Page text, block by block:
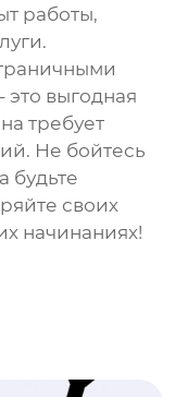
работы,
это выгодная
требует
Не бойтесь
будьте
своих
начинаниях!